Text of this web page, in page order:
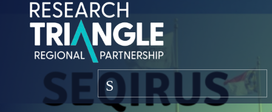
Zum Inhalt springen
Speisekarte